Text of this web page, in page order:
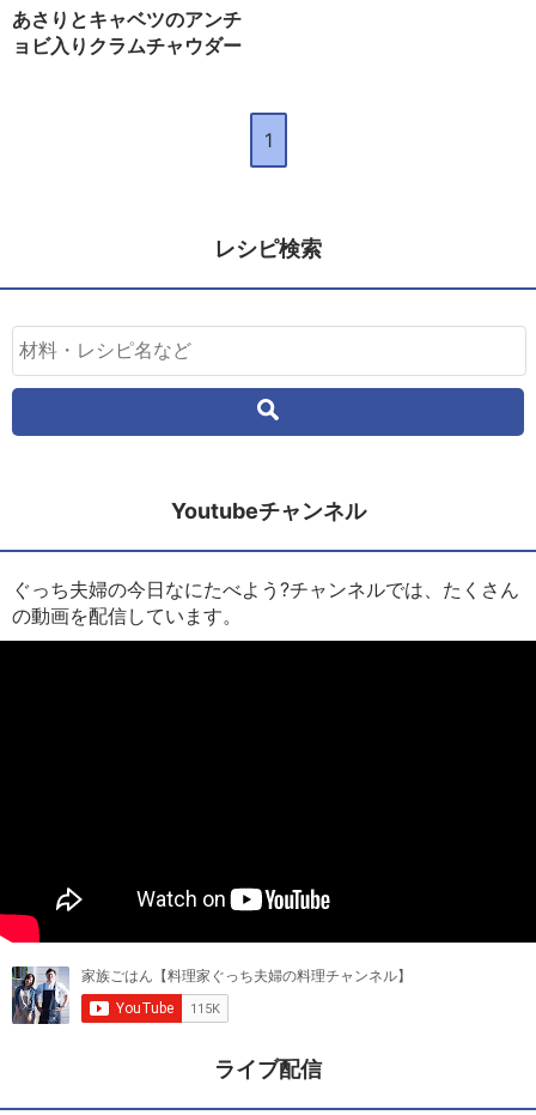
あさりとキャベツのアンチ
ョビ入りクラムチャウダー
1
レシピ検索
Youtubeチャンネル
ぐっち夫婦の今日なにたべよう?チャンネルでは、たくさん
の動画を配信しています。
ライブ配信